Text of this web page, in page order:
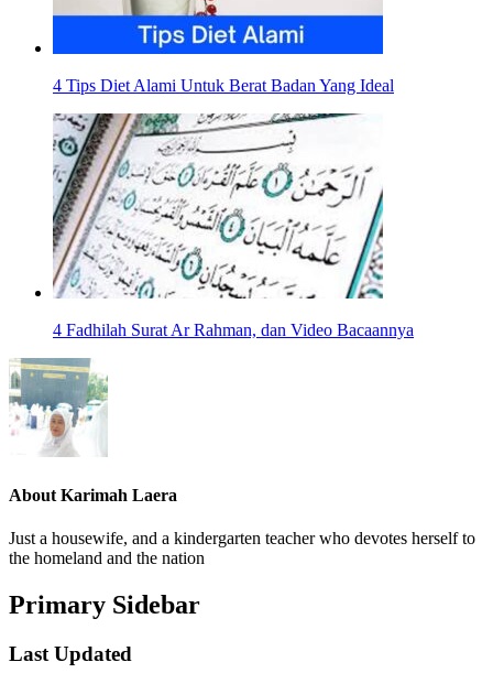
4 Tips Diet Alami Untuk Berat Badan Yang Ideal
4 Fadhilah Surat Ar Rahman, dan Video Bacaannya
About Karimah Laera
Just a housewife, and a kindergarten teacher who devotes herself to
the homeland and the nation
Primary Sidebar
Last Updated